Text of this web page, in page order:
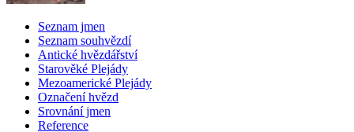
Seznam jmen
Seznam souhvězdí
Antické hvězdářství
Starověké Plejády
Mezoamerické Plejády
Označení hvězd
Srovnání jmen
Reference